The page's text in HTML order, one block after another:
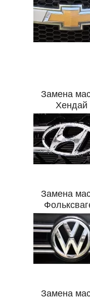
Замена
Хендай
Замена
Замена
Номер телефона